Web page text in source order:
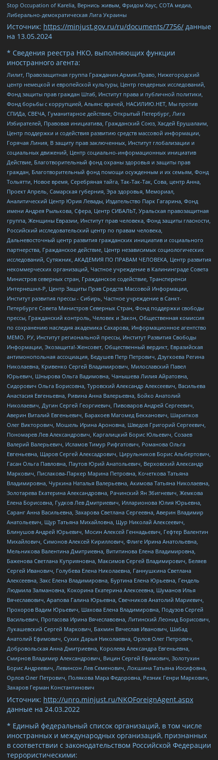
Stop Occupation of Karelia, Вернись живым, Фридом Хаус, СОТА медиа,
Либерально-демократическая Лига Украины
Источник: https://minjust.gov.ru/ru/documents/7756/ данные
на 13.05.2024
* Сведения реестра НКО, выполняющих функции
иностранного агента:
Лилит, Правозащитная группа Гражданин.Армия.Право, Нижегородский
центр немецкой и европейской культуры, Центр гендерных исследований,
Фонд защиты прав граждан Штаб, Институт права и публичной политики,
Фонд борьбы с коррупцией, Альянс врачей, НАСИЛИЮ.НЕТ, Мы против
СПИДа, СВЕЧА, Гуманитарное действие, Открытый Петербург, Лига
Избирателей, Правовая инициатива, Гражданский Союз, Хасдей Ерушалаим,
Центр поддержки и содействия развитию средств массовой информации,
Горячая Линия, В защиту прав заключенных, Институт глобализации и
социальных движений, Центр социально-информационных инициатив
Действие, Благотворительный фонд охраны здоровья и защиты прав
граждан, Благотворительный фонд помощи осужденным и их семьям, Фонд
Тольятти, Новое время, Серебряная тайга, Так-Так-Так, Сова, центр Анна,
Проект Апрель, Самарская губерния, Эра здоровья, Мемориал,
Аналитический Центр Юрия Левады, Издательство Парк Гагарина, Фонд
имени Андрея Рылькова, Сфера, Центр СИБАЛЬТ, Уральская правозащитная
группа, Женщины Евразии, Институт прав человека, Фонд защиты гласности,
Российский исследовательский центр по правам человека,
Дальневосточный центр развития гражданских инициатив и социального
партнерства, Гражданское действие, Центр независимых социологических
исследований, Сутяжник, АКАДЕМИЯ ПО ПРАВАМ ЧЕЛОВЕКА, Центр развития
некоммерческих организаций, Частное учреждение в Калининграде Совета
Министров северных стран, Гражданское содействие, Трансперенси
Интернешнл-Р, Центр Защиты Прав Средств Массовой Информации,
Институт развития прессы - Сибирь, Частное учреждение в Санкт-
Петербурге Совета Министров Северных Стран, Фонд поддержки свободы
прессы, Гражданский контроль, Человек и Закон, Общественная комиссия
по сохранению наследия академика Сахарова, Информационное агентство
МЕМО. РУ, Институт региональной прессы, Институт Развития Свободы
Информации, Экозащита!-Женсовет, Общественный вердикт, Евразийская
антимонопольная ассоциация, Бедушев Петр Петрович, Дзугкоева Регина
Николаевна, Кривенко Сергей Владимирович, Милославский Павел
Юрьевич, Шнырова Ольга Вадимовна, Чанышева Лилия Айратовна,
Сидорович Ольга Борисовна, Туровский Александр Алексеевич, Васильева
Анастасия Евгеньевна, Ривина Анна Валерьевна, Бойко Анатолий
Николаевич, Дугин Сергей Георгиевич, Пивоваров Андрей Сергеевич,
Аверин Виталий Евгеньевич, Барахоев Магомед Бекханович, Шарипков
Олег Викторович, Мошель Ирина Ароновна, Шведов Григорий Сергеевич,
Пономарев Лев Александрович, Каргалицкий Борис Юльевич, Созаев
Валерий Валерьевич, Исламов Тимур Рифгатович, Романова Ольга
Евгеньевна, Щаров Сергей Алексадрович, Цирульников Борис Альбертович,
Гасан Ольга Павловна, Паутов Юрий Анатольевич, Верховский Александр
Маркович, Пислакова-Паркер Марина Петровна, Кочеткова Татьяна
Владимировна, Чуркина Наталья Валерьевна, Акимова Татьяна Николаевна,
Золотарева Екатерина Александровна, Рачинский Ян Збигневич, Жемкова
Елена Борисовна, Гудков Лев Дмитриевич, Илларионова Юлия Юрьевна,
Саранг Анна Васильевна, Захарова Светлана Сергеевна, Аверин Владимир
Анатольевич, Щур Татьяна Михайловна, Щур Николай Алексеевич,
Блинушов Андрей Юрьевич, Мосин Алексей Геннадьевич, Гефтер Валентин
Михайлович, Симонов Алексей Кириллович, Флиге Ирина Анатольевна,
Мельникова Валентина Дмитриевна, Вититинова Елена Владимировна,
Баженова Светлана Куприяновна, Максимов Сергей Владимирович, Беляев
Сергей Иванович, Голубева Елена Николаевна, Ганнушкина Светлана
Алексеевна, Закс Елена Владимировна, Буртина Елена Юрьевна, Гендель
Людмила Залмановна, Кокорина Екатерина Алексеевна, Шуманов Илья
Вячеславович, Арапова Галина Юрьевна, Свечников Анатолий Мариевич,
Прохоров Вадим Юрьевич, Шахова Елена Владимировна, Подузов Сергей
Васильевич, Протасова Ирина Вячеславовна, Литинский Леонид Борисович,
Лукашевский Сергей Маркович, Бахмин Вячеслав Иванович, Шабад
Анатолий Ефимович, Сухих Дарья Николаевна, Орлов Олег Петрович,
Добровольская Анна Дмитриевна, Королева Александра Евгеньевна,
Смирнов Владимир Александрович, Вицин Сергей Ефимович, Золотухин
Борис Андреевич, Левинсон Лев Семенович, Локшина Татьяна Иосифовна,
Орлов Олег Петрович, Полякова Мара Федоровна, Резник Генри Маркович,
Захаров Герман Константинович
Источник: http://unro.minjust.ru/NKOForeignAgent.aspx
данные на 24.03.2022
* Единый федеральный список организаций, в том числе
иностранных и международных организаций, признанных
в соответствии с законодательством Российской Федерации
террористическими: